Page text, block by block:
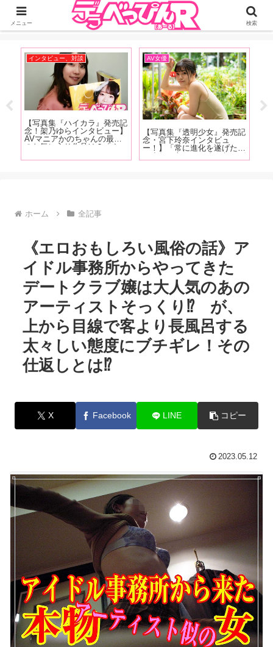
ジーオーティーが運営するちょっとHなニュースサイ。サイト内のリンクには
DMMアフィリエイトが含まれているものがあります
インタビュー、対談
【写真集『ハイカラ』発売記
念！架乃ゆらインタビュー】
AVマニアかのちゃんの最近
のお気に入り作品は？「やっ
うやつ。M男の乳首を一晩中
AV女優
【写真集『透明少女』発売記
念・宮下玲奈インタビュ
ー！】「常に進化を遂げたい
ですね。あと、いろんなメデ
ホーム 全記事
《エロおもしろい風俗の話》ア
イドル事務所からやってきた
デートクラブ嬢は大人気のあの
アーティストそっくり⁉︎ が、
上から目線で客より長風呂する
太々しい態度にブチギレ！その
仕返しとは⁉︎
X Facebook LINE コピー
2023.05.12
メニュー 検索